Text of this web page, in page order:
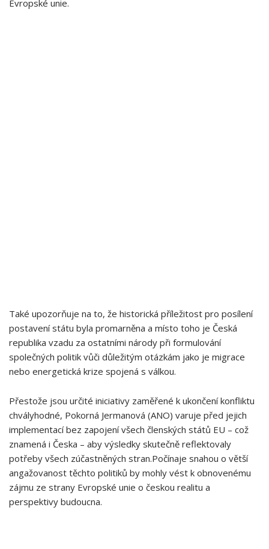
Evropské unie.
Také upozorňuje na to, že historická příležitost pro posílení
postavení státu byla promarněna a místo toho je Česká
republika vzadu za ostatními národy při formulování
společných politik vůči důležitým otázkám jako je migrace
nebo energetická krize spojená s válkou.
Přestože jsou určité iniciativy zaměřené k ukončení konfliktu
chvályhodné, Pokorná Jermanová (ANO) varuje před jejich
implementací bez zapojení všech členských států EU – což
znamená i Česka – aby výsledky skutečně reflektovaly
potřeby všech zúčastněných stran.Počínaje snahou o větší
angažovanost těchto politiků by mohly vést k obnovenému
zájmu ze strany Evropské unie o českou realitu a
perspektivy budoucna.